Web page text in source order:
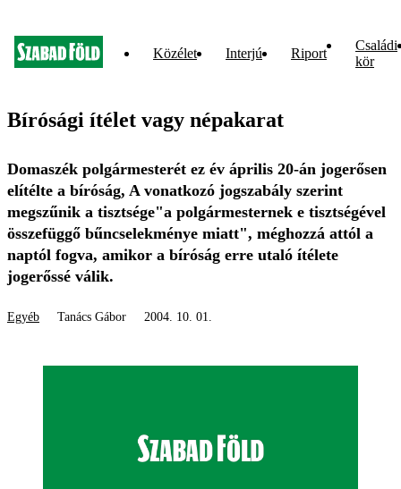
Közélet Interjú Riport
Családi
kör
Bírósági ítélet vagy népakarat
Domaszék polgármesterét ez év április 20-án jogerősen
elítélte a bíróság, A vonatkozó jogszabály szerint
megszűnik a tisztsége"a polgármesternek e tisztségével
összefüggő bűncselekménye miatt", méghozzá attól a
naptól fogva, amikor a bíróság erre utaló ítélete
jogerőssé válik.
Egyéb Tanács Gábor 2004. 10. 01.